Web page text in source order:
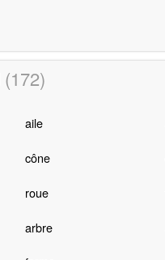
(172)
aile
cône
roue
arbre